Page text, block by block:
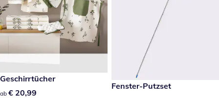
€ 20,99
Geschirrtücher
€ 20,99
ab € 20,99
€ 37,99
Fenster-Putzset